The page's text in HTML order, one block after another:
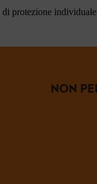
protezione
NON